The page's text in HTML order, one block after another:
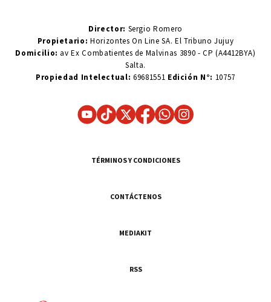
Director: Sergio Romero
Propietario:Horizontes On Line SA. El Tribuno Jujuy
Domicilio: av Ex Combatientes de Malvinas 3890 - CP (A4412BYA)
Salta.
Propiedad Intelectual: 69681551 Edición N°: 10757
TÉRMINOS Y CONDICIONES
CONTÁCTENOS
MEDIAKIT
RSS